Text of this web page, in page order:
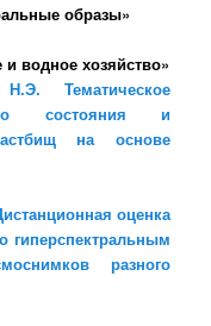
образы»
водное хозяйство»
Тематическое
состояния и
на основе
оценка
гиперспектральным
разного